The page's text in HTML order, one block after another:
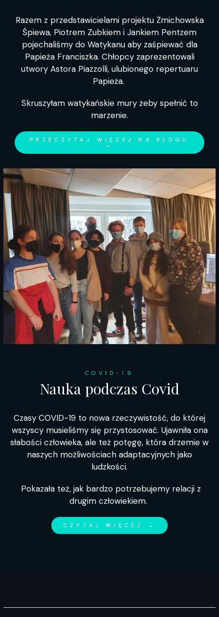
Razem z przedstawicielami projektu Żmichowska
Śpiewa, Piotrem Zubkiem i Jankiem Pentzem
pojechaliśmy do Watykanu aby zaśpiewać dla
Papieża Franciszka. Chłopcy zaprezentowali
utwory Astora Piazzolli, ulubionego repertuaru
Papieża.
Skruszyłam watykańskie mury żeby spełnić to
marzenie.
PRZECZYTAJ WIĘCEJ NA BLOGU
→
COVID-19
Nauka podczas Covid
Czasy COVID-19 to nowa rzeczywistość, do której
wszyscy musieliśmy się przystosować. Ujawniła ona
słabości człowieka, ale też potęgę, która drzemie w
naszych możliwościach adaptacyjnych jako
ludzkości.
Pokazała też, jak bardzo potrzebujemy relacji z
drugim człowiekiem.
CZYTAJ WIĘCEJ →